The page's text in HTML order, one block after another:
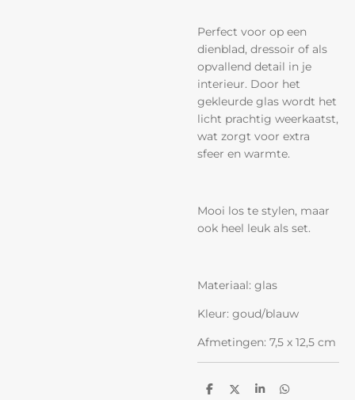
Perfect voor op een
dienblad, dressoir of als
opvallend detail in je
interieur. Door het
gekleurde glas wordt het
licht prachtig weerkaatst,
wat zorgt voor extra
sfeer en warmte.
Mooi los te stylen, maar
ook heel leuk als set.
Materiaal: glas
Kleur: goud/blauw
Afmetingen: 7,5 x 12,5 cm
D
D
S
D